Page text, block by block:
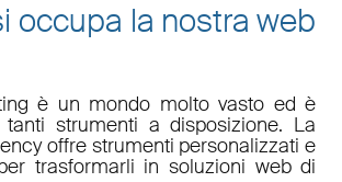
occupa la nostra web
è un mondo molto vasto ed è
strumenti a disposizione. La
offre strumenti personalizzati e
trasformarli in soluzioni web di